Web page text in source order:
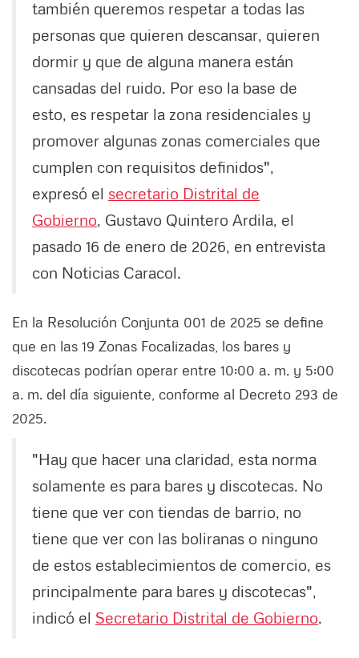
también queremos respetar a todas las
personas que quieren descansar, quieren
dormir y que de alguna manera están
cansadas del ruido. Por eso la base de
esto, es respetar la zona residenciales y
promover algunas zonas comerciales que
cumplen con requisitos definidos",
expresó el secretario Distrital de
Gobierno, Gustavo Quintero Ardila, el
pasado 16 de enero de 2026, en entrevista
con Noticias Caracol.
En la Resolución Conjunta 001 de 2025 se define
que en las 19 Zonas Focalizadas, los bares y
discotecas podrían operar entre 10:00 a. m. y 5:00
a. m. del día siguiente, conforme al Decreto 293 de
2025.
"Hay que hacer una claridad, esta norma
solamente es para bares y discotecas. No
tiene que ver con tiendas de barrio, no
tiene que ver con las boliranas o ninguno
de estos establecimientos de comercio, es
principalmente para bares y discotecas",
indicó el Secretario Distrital de Gobierno.